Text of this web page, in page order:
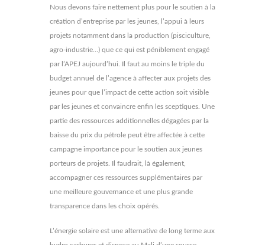
Nous devons faire nettement plus pour le soutien à la
création d’entreprise par les jeunes, l’appui à leurs
projets notamment dans la production (pisciculture,
agro-industrie…) que ce qui est péniblement engagé
par l’APEJ aujourd’hui. Il faut au moins le triple du
budget annuel de l’agence à affecter aux projets des
jeunes pour que l’impact de cette action soit visible
par les jeunes et convaincre enfin les sceptiques. Une
partie des ressources additionnelles dégagées par la
baisse du prix du pétrole peut être affectée à cette
campagne importance pour le soutien aux jeunes
porteurs de projets. Il faudrait, là également,
accompagner ces ressources supplémentaires par
une meilleure gouvernance et une plus grande
transparence dans les choix opérés.
L’énergie solaire est une alternative de long terme aux